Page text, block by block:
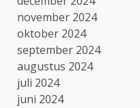
november 2024
oktober 2024
september 2024
augustus 2024
juli 2024
juni 2024